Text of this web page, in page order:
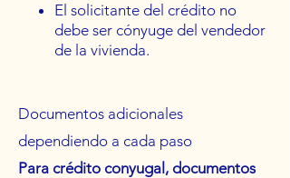
El solicitante del crédito no
debe ser cónyuge del vendedor
de la vivienda.
Documentos adicionales
dependiendo a cada paso
Para crédito conyugal, documentos